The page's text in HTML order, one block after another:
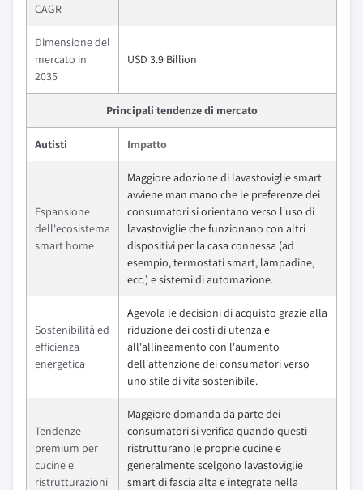
CAGR
Dimensione del
mercato in
2035
USD 3.9 Billion
Principali tendenze di mercato
Autisti Impatto
Espansione
dell'ecosistema
smart home
Maggiore adozione di lavastoviglie smart
avviene man mano che le preferenze dei
consumatori si orientano verso l'uso di
lavastoviglie che funzionano con altri
dispositivi per la casa connessa (ad
esempio, termostati smart, lampadine,
ecc.) e sistemi di automazione.
Sostenibilità ed
efficienza
energetica
Agevola le decisioni di acquisto grazie alla
riduzione dei costi di utenza e
all'allineamento con l'aumento
dell'attenzione dei consumatori verso
uno stile di vita sostenibile.
Tendenze
premium per
cucine e
ristrutturazioni
Maggiore domanda da parte dei
consumatori si verifica quando questi
ristrutturano le proprie cucine e
generalmente scelgono lavastoviglie
smart di fascia alta e integrate nella